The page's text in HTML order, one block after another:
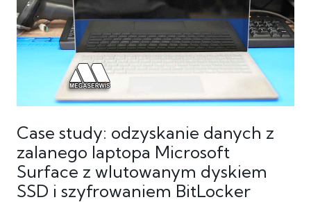
Case study: odzyskanie danych z
zalanego laptopa Microsoft
Surface z wlutowanym dyskiem
SSD i szyfrowaniem BitLocker